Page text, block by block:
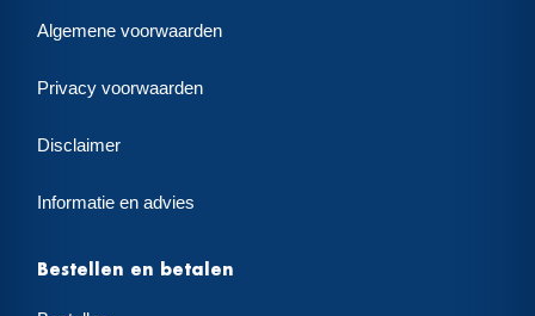
Algemene voorwaarden
Privacy voorwaarden
Disclaimer
Informatie en advies
Bestellen en betalen